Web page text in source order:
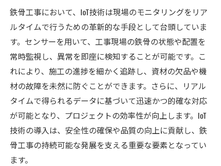
鉄骨工事において、IoT技術は現場のモニタリングをリア
ルタイムで行うための革新的な手段として台頭していま
す。センサーを用いて、工事現場の鉄骨の状態や配置を
常時監視し、異常を即座に検知することが可能です。こ
れにより、施工の進捗を細かく追跡し、資材の欠品や機
材の故障を未然に防ぐことができます。さらに、リアル
タイムで得られるデータに基づいて迅速かつ的確な対応
が可能となり、プロジェクトの効率性が向上します。IoT
技術の導入は、安全性の確保や品質の向上に貢献し、鉄
骨工事の持続可能な発展を支える重要な要素となってい
ます。